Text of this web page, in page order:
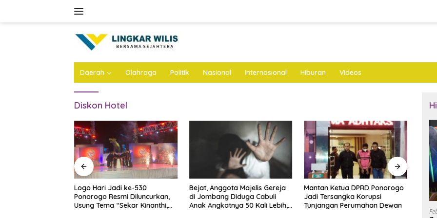
Daerah Olahraga Politik Nasional Internasional Hiburan Videos
Diskon Hotel
Logo Hari Jadi ke-530
Ponorogo Resmi Diluncurkan,
Usung Tema “Sekar Kinanthi,
Bejat, Anggota Majelis Gereja
di Jombang Diduga Cabuli
Anak Angkatnya 50 Kali Lebih,
Mantan Ketua DPRD Ponorogo
Jadi Tersangka Korupsi
Tunjangan Perumahan Dewan